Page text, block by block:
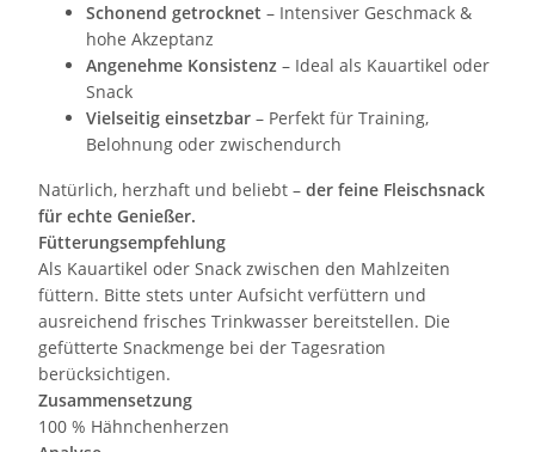
Schonend getrocknet – Intensiver Geschmack &
hohe Akzeptanz
Angenehme Konsistenz – Ideal als Kauartikel oder
Snack
Vielseitig einsetzbar – Perfekt für Training,
Belohnung oder zwischendurch
Natürlich, herzhaft und beliebt – der feine Fleischsnack
für echte Genießer.
Fütterungsempfehlung
Als Kauartikel oder Snack zwischen den Mahlzeiten
füttern. Bitte stets unter Aufsicht verfüttern und
ausreichend frisches Trinkwasser bereitstellen. Die
gefütterte Snackmenge bei der Tagesration
berücksichtigen.
Zusammensetzung
100 % Hähnchenherzen